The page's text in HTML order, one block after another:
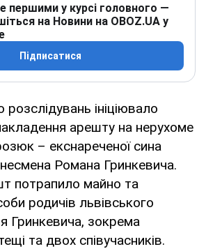
першими у курсі головного —
на Новини на OBOZ.UA у
Підписатися
ініціювало
арешту на нерухоме
– екснареченої сина
Романа Гринкевича.
потрапило майно та
родичів львівського
Гринкевича, зокрема
та двох співучасників.